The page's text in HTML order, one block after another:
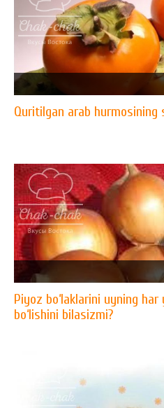
Quritilgan arab hurmosining
Piyoz bo‘laklarini uyning
bo‘lishini bilasizmi?